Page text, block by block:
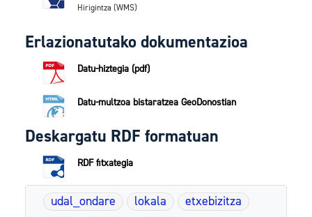
Hirigintza (WMS)
Erlazionatutako dokumentazioa
Datu-hiztegia (pdf)
Datu-multzoa bistaratzea GeoDonostian
Deskargatu RDF formatuan
RDF fitxategia
udal_ondare lokala
etxebizitza